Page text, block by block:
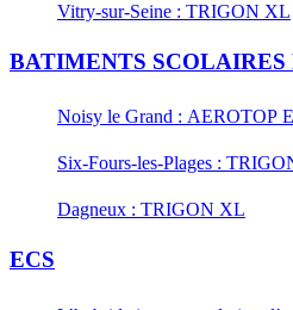
Vitry-sur-Seine : TRIGON XL
BATIMENTS SCOLAIRES
Noisy le Grand : AEROTOP
Six-Fours-les-Plages :
Dagneux : TRIGON XL
ECS